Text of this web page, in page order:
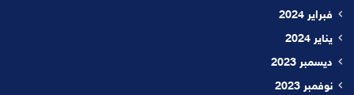
فبراير 2024
يناير 2024
ديسمبر 2023
نوفمبر 2023